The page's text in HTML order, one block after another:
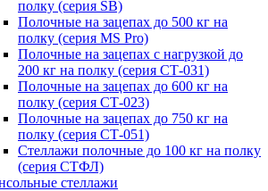
полку (серия SB)
Полочные на зацепах до 500 кг на
полку (серия MS Pro)
Полочные на зацепах с нагрузкой до
200 кг на полку (серия СТ-031)
Полочные на зацепах до 600 кг на
полку (серия СТ-023)
Полочные на зацепах до 750 кг на
полку (серия СТ-051)
Стеллажи полочные до 100 кг на полку
(серия СТФЛ)
стеллажи